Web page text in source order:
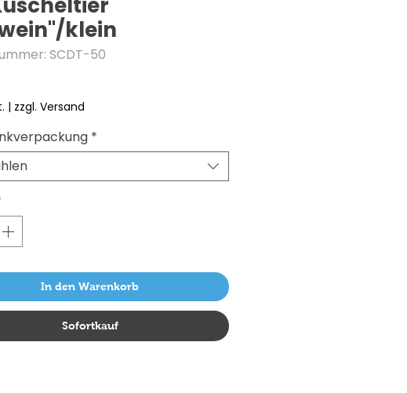
klein
SCDT-50
| zzgl. Versand
*
In den Warenkorb
Sofortkauf